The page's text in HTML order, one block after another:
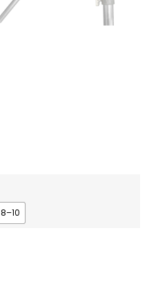
8–10